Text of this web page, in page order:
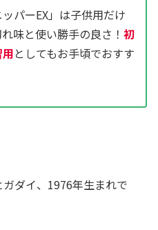
パーEX」は子供用だけ
味と使い勝手の良さ！ 初
としてもお手頃でおすす
ダイ、1976年生まれで